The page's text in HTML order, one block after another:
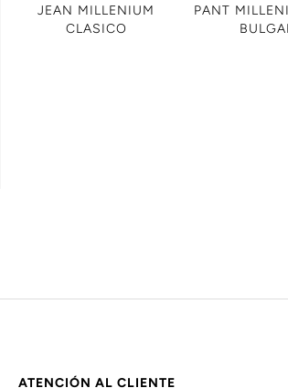
JEAN MILLENIUM
CLASICO
PANT
ATENCIÓN AL CLIENTE